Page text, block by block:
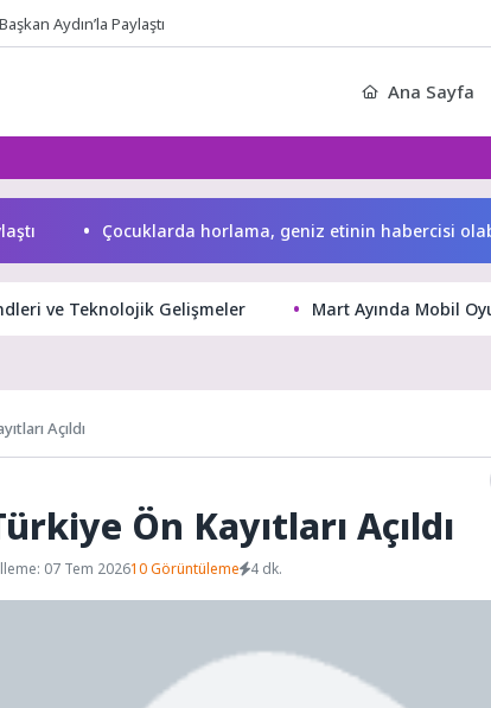
Aydın’la Paylaştı
Ana Sayfa
Çocuklarda horlama, geniz etinin habercisi olabilir!
ve Teknolojik Gelişmeler Mart Ayında Mobil
Açıldı
Ön Kayıtları Açıldı
07 Tem 202610 Görüntüleme 4 dk.